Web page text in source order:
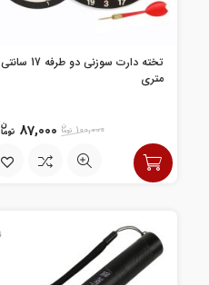
تخته دارت سوزنی دو طرفه 17 سانتی
متری
100,000
87,000